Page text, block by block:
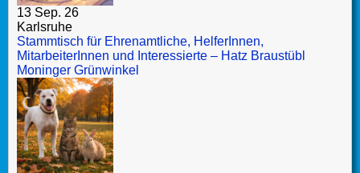
13 Sep. 26
Karlsruhe
Stammtisch für Ehrenamtliche, HelferInnen,
MitarbeiterInnen und Interessierte – Hatz Braustübl
Moninger Grünwinkel